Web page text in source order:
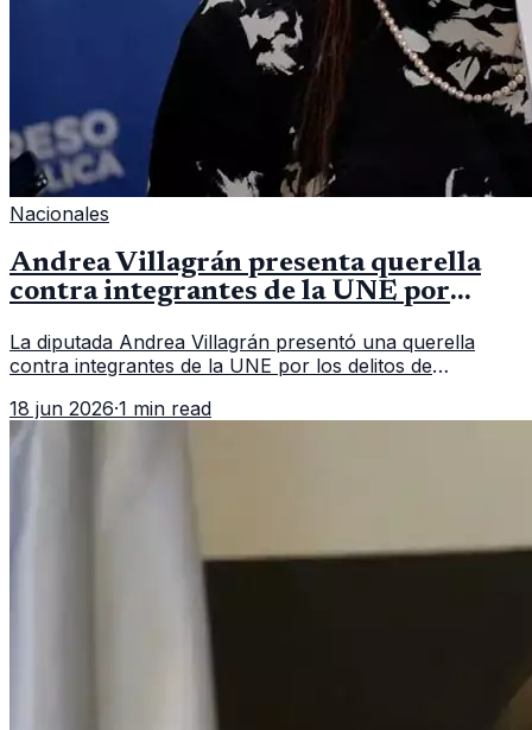
Nacionales
Andrea Villagrán presenta querella
contra integrantes de la UNE por
La diputada Andrea Villagrán presentó una querella
contra integrantes de la UNE por los delitos de
18 jun 2026·1 min read